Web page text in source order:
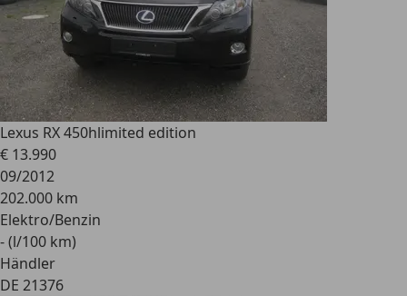
Lexus RX 450hlimited edition
€ 13.990
09/2012
202.000 km
Elektro/Benzin
- (l/100 km)
Händler
DE 21376